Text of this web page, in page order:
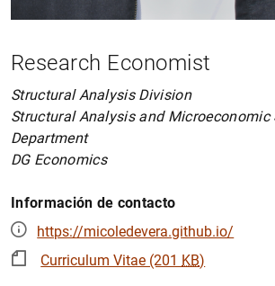
Research Economist
Structural Analysis Division
Structural Analysis and Microeconomic
Department
DG Economics
Información de contacto
https://micoledevera.github.io/
Curriculum Vitae (201 KB)